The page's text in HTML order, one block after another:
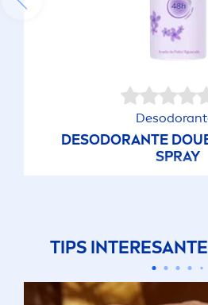
DESODORANTE
SPRAY
TIPS